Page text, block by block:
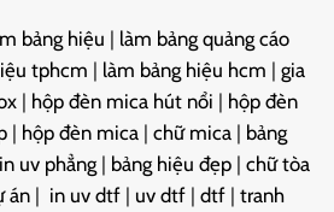
bảng hiệu | làm bảng quảng cáo
tphcm | làm bảng hiệu hcm | gia
| hộp đèn mica hút nổi | hộp đèn
| hộp đèn mica | chữ mica | bảng
in uv phẳng | bảng hiệu đẹp | chữ tòa
án | in uv dtf | uv dtf | dtf | tranh